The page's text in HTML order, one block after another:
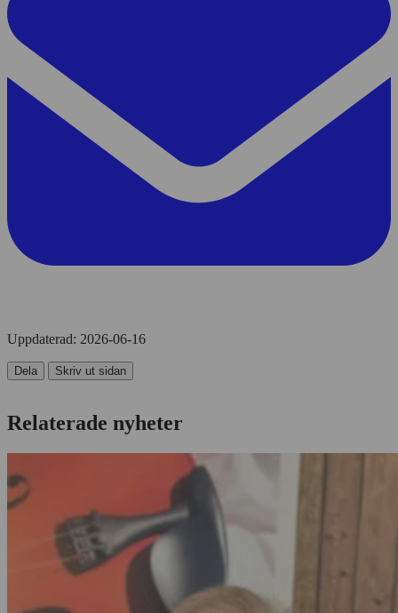
Uppdaterad: 2026-06-16
Dela Skriv ut sidan
Relaterade nyheter